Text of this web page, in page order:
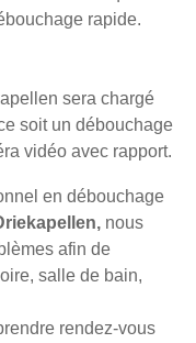
rapide.
sera chargé
soit un débouchage
vidéo avec rapport.
en débouchage
nous
afin de
salle de bain,
rendez-vous